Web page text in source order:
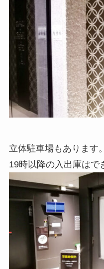
立体駐車場もあります。
19時以降の入出庫はで